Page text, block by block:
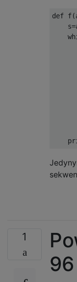
def f(
    s
=
1